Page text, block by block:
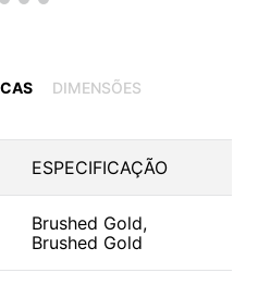
DIMENSÕES
ESPECIFICAÇÃO
Brushed Gold,
Brushed Gold